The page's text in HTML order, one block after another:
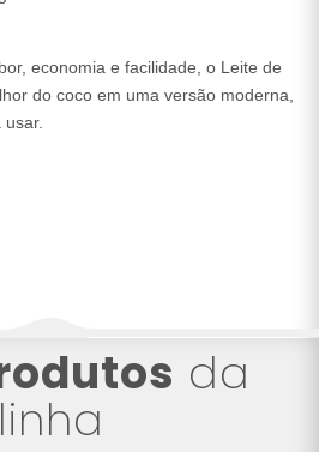
economia e facilidade, o Leite de
do coco em uma versão moderna,
da
linha